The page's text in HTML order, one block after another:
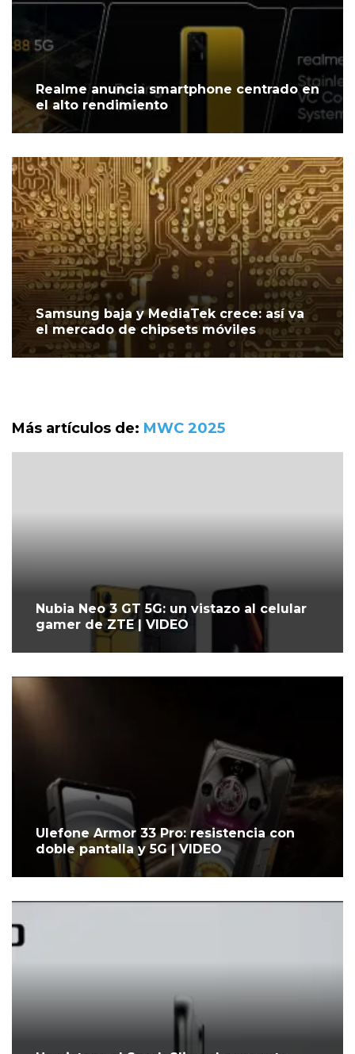
Realme anuncia smartphone centrado en
el alto rendimiento
Samsung baja y MediaTek crece: así va
el mercado de chipsets móviles
Más artículos de: MWC 2025
Nubia Neo 3 GT 5G: un vistazo al celular
gamer de ZTE | VIDEO
Ulefone Armor 33 Pro: resistencia con
doble pantalla y 5G | VIDEO